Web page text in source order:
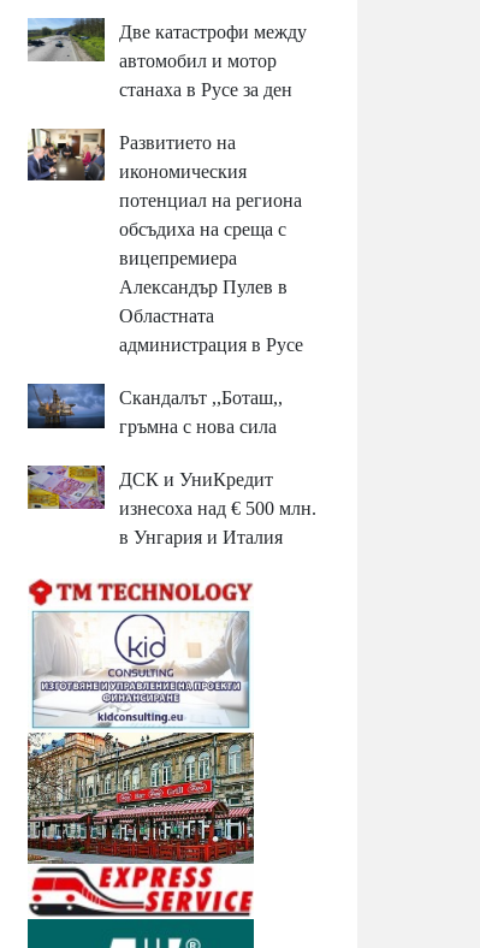
Две катастрофи между
автомобил и мотор
станаха в Русе за ден
Развитието на
икономическия
потенциал на региона
обсъдиха на среща с
вицепремиера
Александър Пулев в
Областната
администрация в Русе
Скандалът ,,Боташ,,
гръмна с нова сила
ДСК и УниКредит
изнесоха над € 500 млн.
в Унгария и Италия